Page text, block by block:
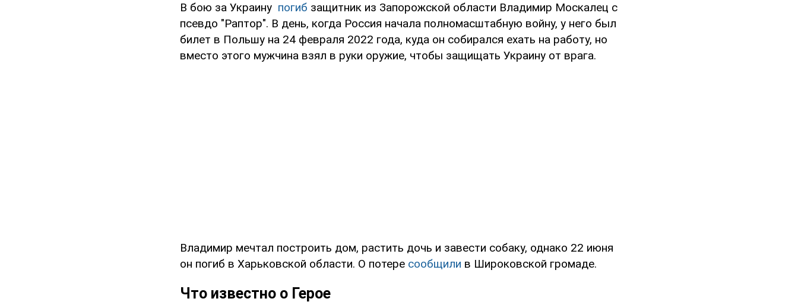
В бою за Украину погиб защитник из Запорожской области Владимир Москалец с
псевдо "Раптор". В день, когда Россия начала полномасштабную войну, у него был
билет в Польшу на 24 февраля 2022 года, куда он собирался ехать на работу, но
вместо этого мужчина взял в руки оружие, чтобы защищать Украину от врага.
Владимир мечтал построить дом, растить дочь и завести собаку, однако 22 июня
он погиб в Харьковской области. О потере сообщили в Широковской громаде.
Что известно о Герое